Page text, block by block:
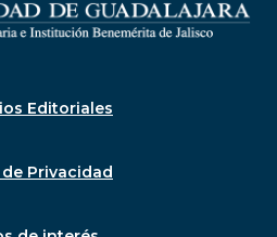
Editoriales
Privacidad